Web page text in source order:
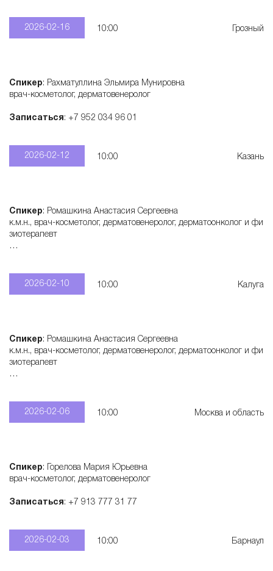
2026-02-16 10:00 Грозный
Спикер: Рахматуллина Эльмира Мунировна
врач-косметолог, дерматовенеролог
Записаться: +7 952 034 96 01
2026-02-12 10:00 Казань
Спикер: Ромашкина Анастасия Сергеевна
к.м.н., врач-косметолог, дерматовенеролог, дерматоонколог и фи
зиотерапевт
2026-02-10 10:00 Калуга
Спикер: Ромашкина Анастасия Сергеевна
к.м.н., врач-косметолог, дерматовенеролог, дерматоонколог и фи
зиотерапевт
2026-02-06 10:00 Москва и область
Спикер: Горелова Мария Юрьевна
врач-косметолог, дерматовенеролог
Записаться: +7 913 777 31 77
2026-02-03 10:00 Барнаул